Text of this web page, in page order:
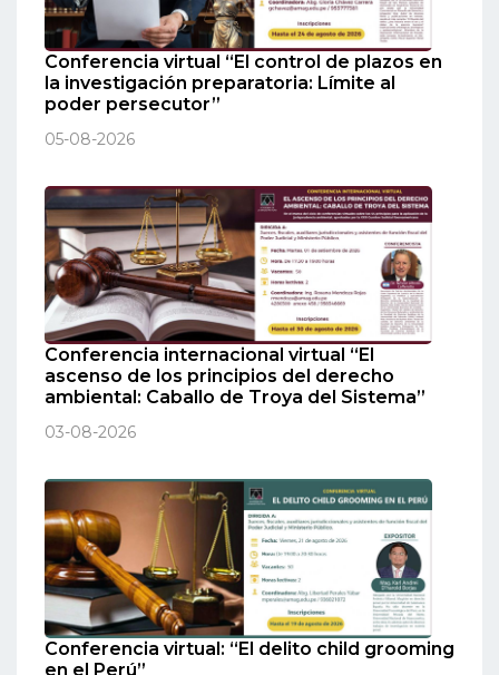
Conferencia virtual “El control de plazos en
la investigación preparatoria: Límite al
poder persecutor”
05-08-2026
Conferencia internacional virtual “El
ascenso de los principios del derecho
ambiental: Caballo de Troya del Sistema”
03-08-2026
Conferencia virtual: “El delito child grooming
en el Perú”